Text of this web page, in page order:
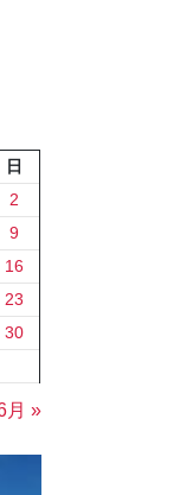
日
2
9
16
23
30
月 »